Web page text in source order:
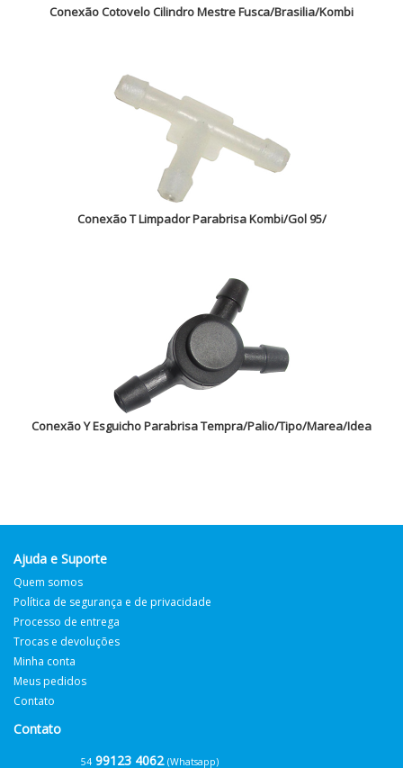
Conexão Cotovelo Cilindro Mestre Fusca/Brasilia/Kombi
Conexão T Limpador Parabrisa Kombi/Gol 95/
Conexão Y Esguicho Parabrisa Tempra/Palio/Tipo/Marea/Idea
Ajuda e Suporte
Quem somos
Política de segurança e de privacidade
Processo de entrega
Trocas e devoluções
Minha conta
Meus pedidos
Contato
Contato
5499123 4062 (Whatsapp)